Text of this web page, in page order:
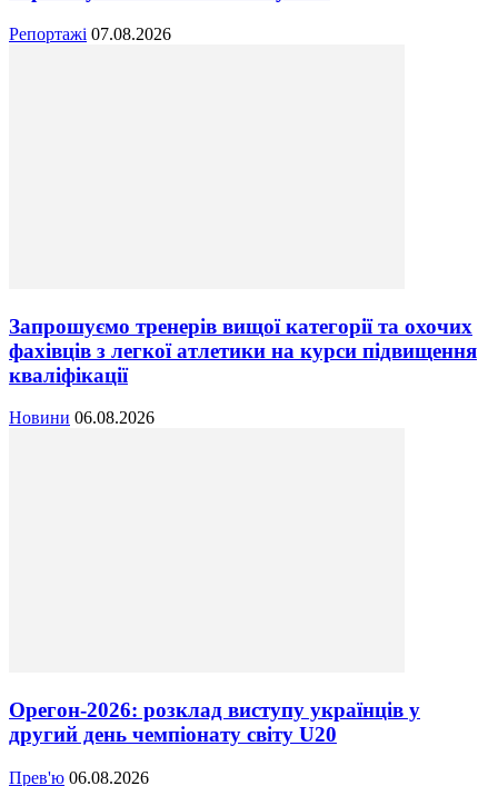
Репортажі 07.08.2026
Запрошуємо тренерів вищої категорії та охочих
фахівців з легкої атлетики на курси підвищення
кваліфікації
Новини 06.08.2026
Орегон-2026: розклад виступу українців у
другий день чемпіонату світу U20
Прев'ю 06.08.2026